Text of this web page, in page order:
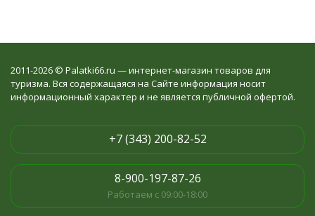
2011-2026 © Palatki66.ru — интернет-магазин товаров для
туризма. Вся содержащаяся на Сайте информация носит
информационный характер и не является публичной офертой.
+7 (343) 200-82-52
8-900-197-87-26
Работаем с 09:00-18:00